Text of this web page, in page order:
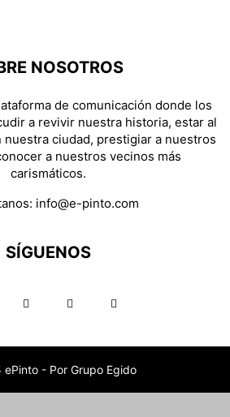
NOSOTROS
de comunicación donde los
a revivir nuestra historia, estar al
nuestra ciudad, prestigiar a nuestros
a nuestros vecinos más
carismáticos.
info@e-pinto.com
SÍGUENOS
- Por Grupo Egido